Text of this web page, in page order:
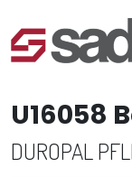
U16058
DUROPAL